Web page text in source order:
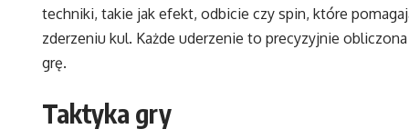
techniki, takie jak efekt, odbicie czy spin, które
zderzeniu kul. Każde uderzenie to precyzyjnie
grę.
Taktyka gry